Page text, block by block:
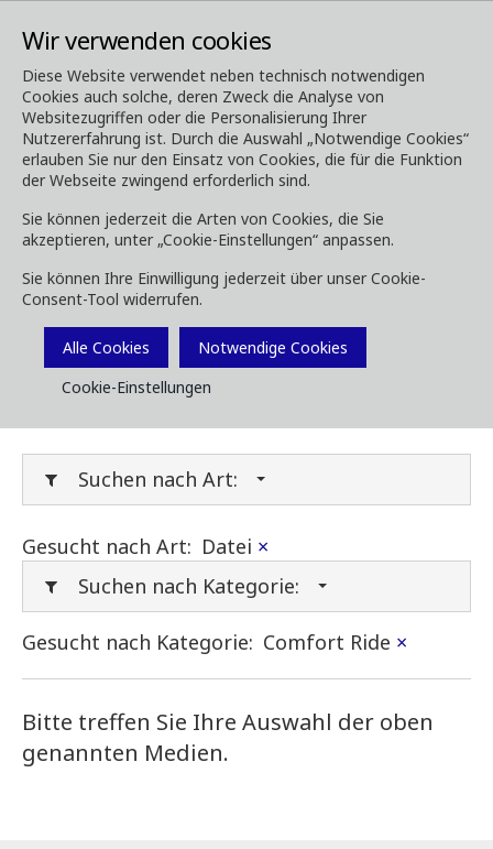
Wir verwenden cookies
Diese Website verwendet neben technisch notwendigen
Cookies auch solche, deren Zweck die Analyse von
Websitezugriffen oder die Personalisierung Ihrer
Nutzererfahrung ist. Durch die Auswahl „Notwendige Cookies“
erlauben Sie nur den Einsatz von Cookies, die für die Funktion
der Webseite zwingend erforderlich sind.
Sie können jederzeit die Arten von Cookies, die Sie
akzeptieren, unter „Cookie-Einstellungen“ anpassen.
Sie können Ihre Einwilligung jederzeit über unser Cookie-
Consent-Tool widerrufen.
Alle Cookies
Notwendige Cookies
Cookie-Einstellungen
Media Downloads
Downloads
Laden Sie Broschüren, Bilder, Videos,
Kundenmagazine und andere Medien herunter.
Sie können dies nach Typ oder Kategorie unten
Filtern.
Filter Media
Suchen nach Art:
Gesucht nach Art: Datei ×
Suchen nach Kategorie:
Gesucht nach Kategorie: Comfort Ride ×
Bitte treffen Sie Ihre Auswahl der oben
genannten Medien.